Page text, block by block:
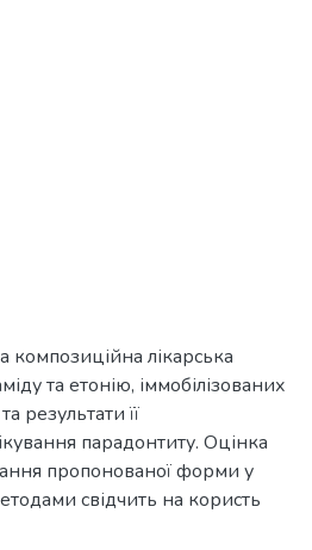
композиційна лікарська
та етонію, іммобілізованих
результати її
парадонтиту. Оцінка
пропонованої форми у
свідчить на користь